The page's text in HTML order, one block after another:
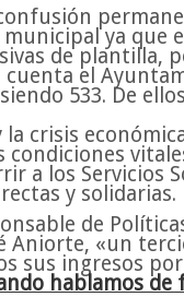
ya que
de plantilla,
el
533. De
la crisis
a los Servicios
y solidarias.
de
Aniorte, «un
sus ingresos
hablamos